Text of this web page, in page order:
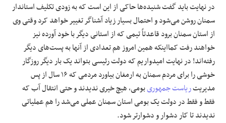
در نهایت باید گفت شنیده‌ها حاکی از این است که به زودی تکلیف استاندار
سمنان روشن می‌شود و احتمال بسیار زیاد آشناگر تغییر خواهد کرد وقتی وی
از استان سمنان برود قاعدتاً تیمی که از استانی دیگر با خود آورده نیز
خواهند رفت کمااینکه همین امروز هم تعدادی از آنها به پست‌های دیگر
رفته‌اند! در نهایت امیدواریم که دولت رئیسی بتواند یک بار دیگر روزگار
خوشی را برای مردم سمنان به ارمغان بیاورد مردمی که ۱۶ سال از پس
مدیریتریاست جمهوریبومی، هیچ خیری ندیدند و حتی انتقال آب که
فقط و فقط در دولت یک بومی استان سمنان عملی می‌شد را هم عملیاتی
ندیدند تا کار دشوار و دشوارتر شود.